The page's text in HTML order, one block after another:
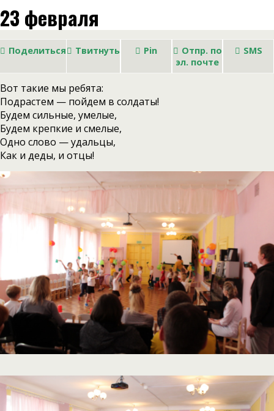
23 февраля
Поделиться Твитнуть Pin
Отпр. по
эл. почте
SMS
Вот такие мы ребята:
Подрастем — пойдем в солдаты!
Будем сильные, умелые,
Будем крепкие и смелые,
Одно слово — удальцы,
Как и деды, и отцы!